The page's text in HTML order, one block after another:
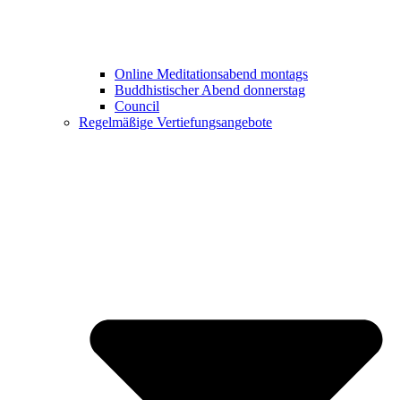
Online Meditationsabend montags
Buddhistischer Abend donnerstag
Council
Regelmäßige Vertiefungsangebote